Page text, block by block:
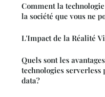
Comment la
la société que vous ne
L'Impact de la Réalité
Quels sont les
technologies
data?